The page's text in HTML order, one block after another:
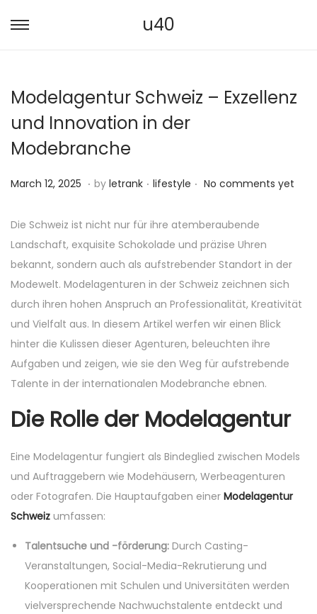
S
p
g
a
t
o
n
S
p
e
n
t
u40
Modelagentur Schweiz – Exzellenz
und Innovation in der
Modebranche
P
s
t
e
d
o
n
March 12, 2025 M
r
c
h
1
2
,
2
0
2
. by letrank . P
s
t
e
d
n
lifestyle . No comments yet
Die Schweiz ist nicht nur für ihre atemberaubende
Landschaft, exquisite Schokolade und präzise Uhren
bekannt, sondern auch als aufstrebender Standort in der
Modewelt. Modelagenturen in der Schweiz zeichnen sich
durch ihren hohen Anspruch an Professionalität, Kreativität
und Vielfalt aus. In diesem Artikel werfen wir einen Blick
hinter die Kulissen dieser Agenturen, beleuchten ihre
Aufgaben und zeigen, wie sie den Weg für aufstrebende
Talente in der internationalen Modebranche ebnen.
Die Rolle der Modelagentur
Eine Modelagentur fungiert als Bindeglied zwischen Models
und Auftraggebern wie Modehäusern, Werbeagenturen
oder Fotografen. Die Hauptaufgaben einer Modelagentur
Schweiz umfassen:
Talentsuche und -förderung: Durch Casting-
Veranstaltungen, Social-Media-Rekrutierung und
Kooperationen mit Schulen und Universitäten werden
vielversprechende Nachwuchstalente entdeckt und